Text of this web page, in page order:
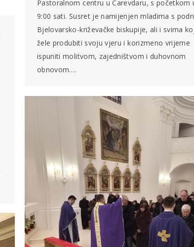
Pastoralnom centru u Carevdaru, s početkom
9:00 sati. Susret je namijenjen mladima s
Bjelovarsko-križevačke biskupije, ali i svima
žele produbiti svoju vjeru i korizmeno vrijeme
ispuniti molitvom, zajedništvom i duhovnom
obnovom.…